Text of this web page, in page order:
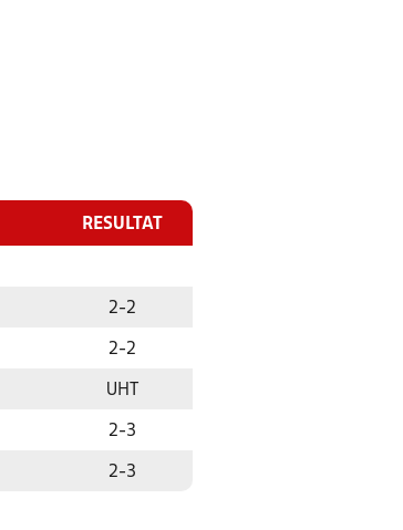
RESULTAT
2-2
2-2
UHT
2-3
2-3